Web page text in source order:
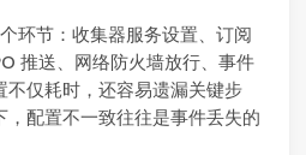
环节：收集器服务设置、订阅
推送、网络防火墙放行、事件
不仅耗时，还容易遗漏关键步
，配置不一致往往是事件丢失的